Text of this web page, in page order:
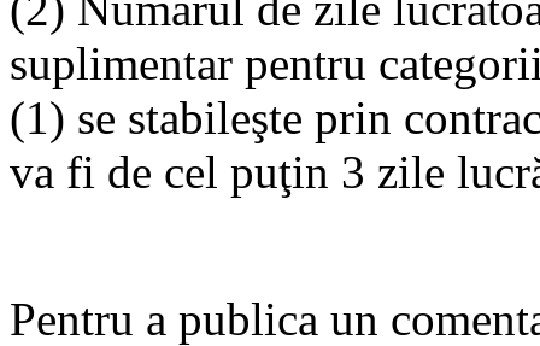
suplimentar pentru
(1) se stabileşte prin
va fi de cel puţin 3 zile
Pentru a publica un